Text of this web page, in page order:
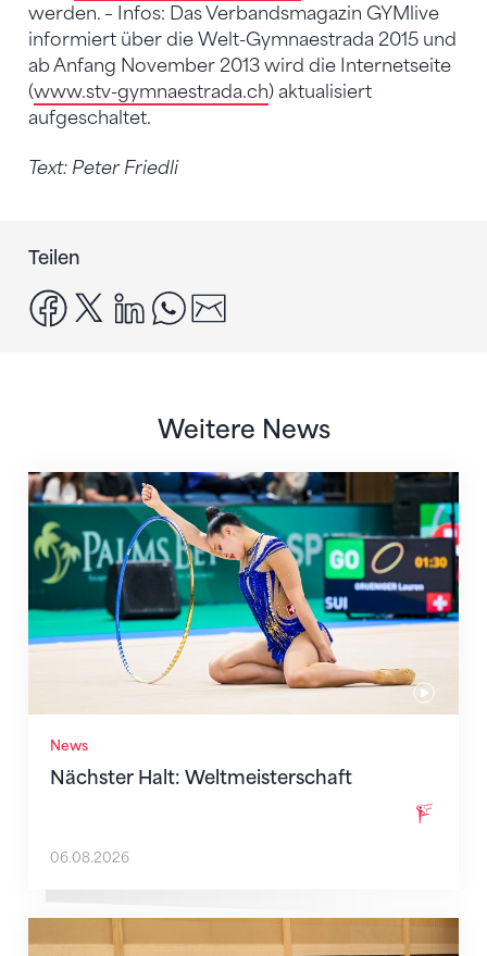
werden. – Infos: Das Verbandsmagazin GYMlive
informiert über die Welt-Gymnaestrada 2015 und
ab Anfang November 2013 wird die Internetseite
(www.stv-gymnaestrada.ch) aktualisiert
aufgeschaltet.
Text: Peter Friedli
Teilen
facebook
x linkedinwhatsapp
Weitere News
News
Nächster Halt: Weltmeisterschaft
Nächster Halt: Weltmeisterschaft
06.08.2026
Mit klaren Zielen nach Zagreb